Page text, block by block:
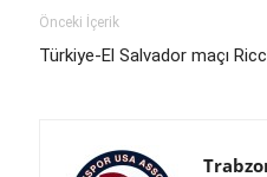
Önceki İçerik
Türkiye-El Salvador maçı